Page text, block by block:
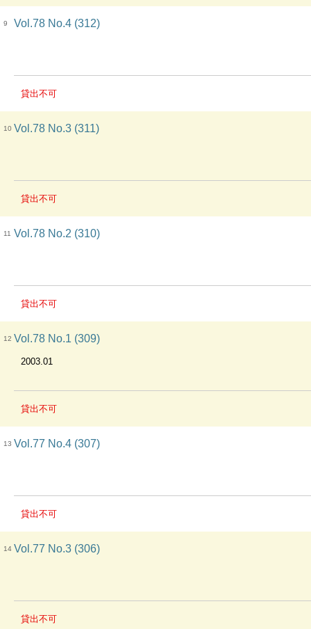
9 Vol.78 No.4 (312)
貸出不可
10 Vol.78 No.3 (311)
貸出不可
11 Vol.78 No.2 (310)
貸出不可
12 Vol.78 No.1 (309)
2003.01
貸出不可
13 Vol.77 No.4 (307)
貸出不可
14 Vol.77 No.3 (306)
貸出不可